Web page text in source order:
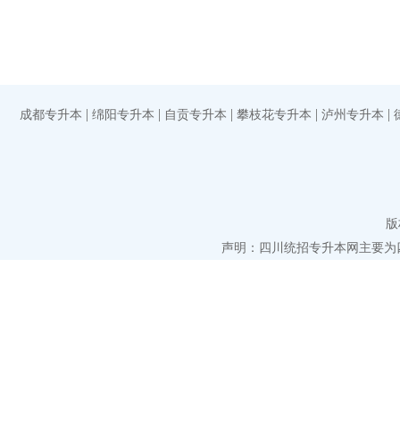
成都专升本 绵阳专升本 自贡专升本 攀枝花专升本 泸州专升本
声明：四川统招专升本网主要